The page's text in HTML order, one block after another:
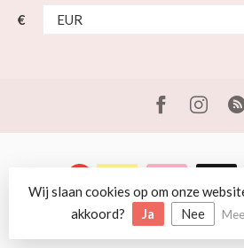
€
© Copyright 2026 Beer
Wij slaan cookies op om onze
akkoord?
Ja Nee